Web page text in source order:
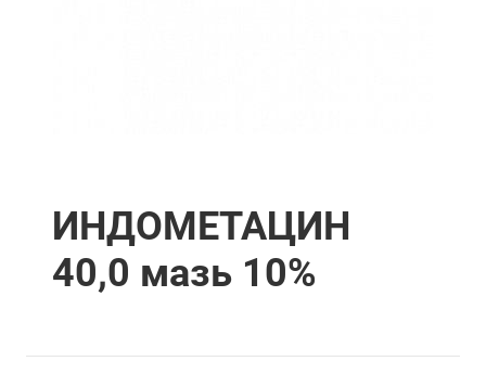
ИНДОМЕТАЦИН
40,0 мазь 10%